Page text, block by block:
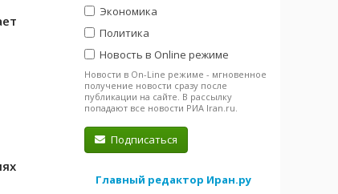
Экономика
Политика
Новость в Online режиме
Новости в On-Line режиме - мгновенное
получение новости сразу после
публикации на сайте. В рассылку
попадают все новости РИА Iran.ru.
Подписаться
Главный редактор Иран.ру